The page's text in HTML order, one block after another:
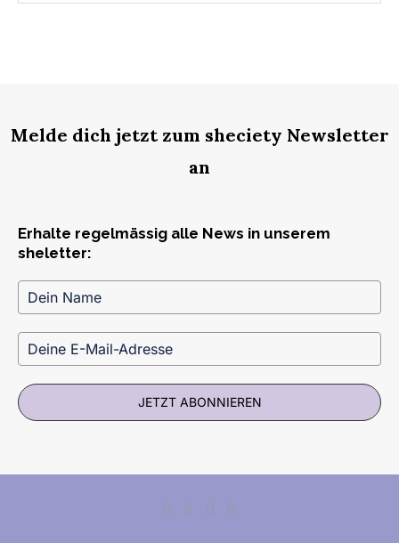
Melde dich jetzt zum sheciety Newsletter
an
Erhalte regelmässig alle News in unserem
sheletter:
JETZT ABONNIEREN